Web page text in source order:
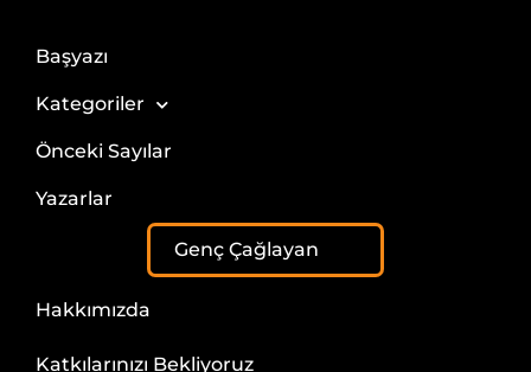
Başyazı
Kategoriler
Önceki Sayılar
Yazarlar
Genç Çağlayan
Hakkımızda
Katkılarınızı Bekliyoruz